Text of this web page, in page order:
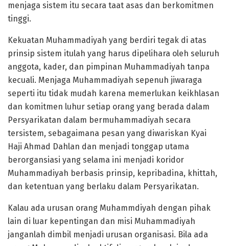
menjaga sistem itu secara taat asas dan berkomitmen
tinggi.
Kekuatan Muhammadiyah yang berdiri tegak di atas
prinsip sistem itulah yang harus dipelihara oleh seluruh
anggota, kader, dan pimpinan Muhammadiyah tanpa
kecuali. Menjaga Muhammadiyah sepenuh jiwaraga
seperti itu tidak mudah karena memerlukan keikhlasan
dan komitmen luhur setiap orang yang berada dalam
Persyarikatan dalam bermuhammadiyah secara
tersistem, sebagaimana pesan yang diwariskan Kyai
Haji Ahmad Dahlan dan menjadi tonggap utama
berorgansiasi yang selama ini menjadi koridor
Muhammadiyah berbasis prinsip, kepribadina, khittah,
dan ketentuan yang berlaku dalam Persyarikatan.
Kalau ada urusan orang Muhammdiyah dengan pihak
lain di luar kepentingan dan misi Muhammadiyah
janganlah dimbil menjadi urusan organisasi. Bila ada